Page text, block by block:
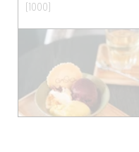
(1000)